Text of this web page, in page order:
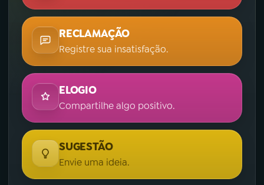
RECLAMAÇÃO
Registre sua insatisfação.
ELOGIO
Compartilhe algo positivo.
SUGESTÃO
Envie uma ideia.